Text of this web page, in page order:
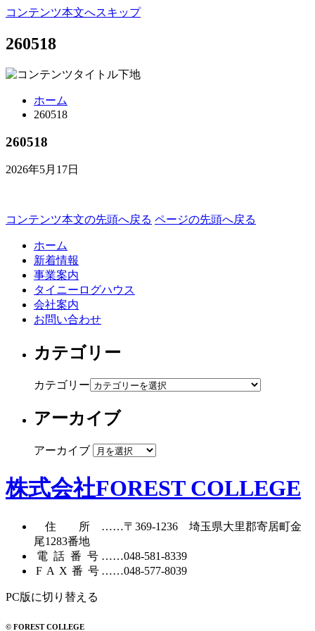
コンテンツ本文へスキップ
260518
ホーム
260518
260518
2026年5月17日
コンテンツ本文の先頭へ戻る ページの先頭へ戻る
ホーム
新着情報
事業案内
タイニーログハウス
会社案内
お問い合わせ
カテゴリー
カテゴリー
アーカイブ
アーカイブ
株式会社FOREST COLLEGE
住所……〒369-1236 埼玉県大里郡寄居町金
尾1283番地
電話番号……048-581-8339
FAX番号……048-577-8039
PC版に切り替える
© FOREST COLLEGE